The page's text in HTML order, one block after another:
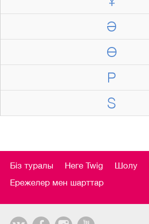
Ә
Ө
P
S
Біз туралы Неге Twig Шолу
Ережелер мен шарттар